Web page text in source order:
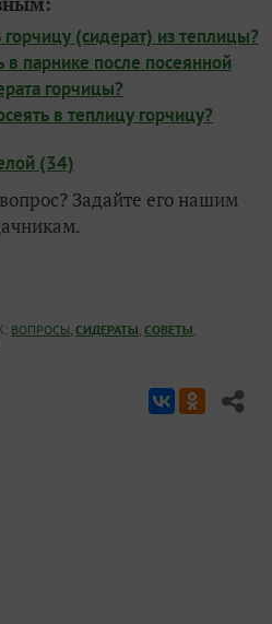
горчицу (сидерат) из теплицы?
в парнике после посеянной
горчицы?
в теплицу горчицу?
(34)
Задайте его нашим
ВОПРОСЫ, СИДЕРАТЫ, СОВЕТЫ,